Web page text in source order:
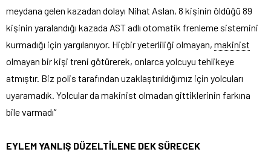
meydana gelen kazadan dolayı Nihat Aslan, 8 kişinin öldüğü 89
kişinin yaralandığı kazada AST adlı otomatik frenleme sistemini
kurmadığı için yargılanıyor. Hiçbir yeterliliği olmayan, makinist
olmayan bir kişi treni götürerek, onlarca yolcuyu tehlikeye
atmıştır. Biz polis tarafından uzaklaştırıldığımız için yolcuları
uyaramadık. Yolcular da makinist olmadan gittiklerinin farkına
bile varmadı”
EYLEM YANLIŞ DÜZELTİLENE DEK SÜRECEK